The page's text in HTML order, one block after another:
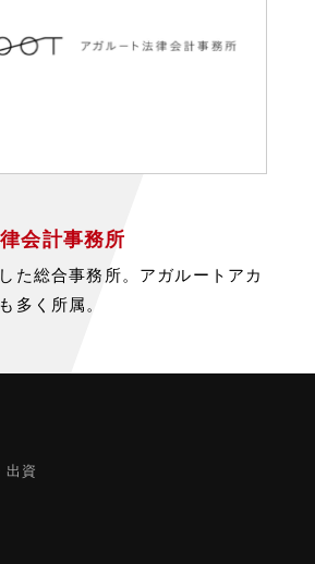
会計事務所
た総合事務所。アガルートアカ
多く所属。
出資